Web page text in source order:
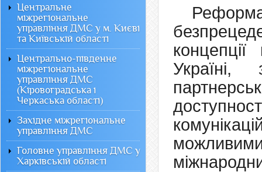
Україні,
Центральне
міжрегіональне
управління ДМС у м. Києві
та Київській області
Центрально-південне
міжрегіональне
управління ДМС
(Кіровоградська і
Черкаська області)
Західне міжрегіональне
управління ДМС
Головне управління ДМС у
Харківській області